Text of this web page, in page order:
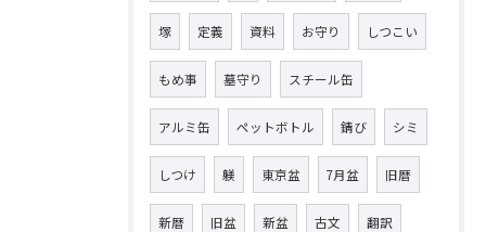
塚 定義 資料 お守り しつこい
もめ事 墓守り スチール缶
アルミ缶 ペットボトル 錆び シミ
しつけ 躾 東京盆 7月盆 旧暦
新暦 旧盆 新盆 古文 翻訳